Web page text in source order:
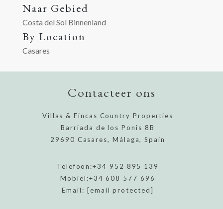
Naar Gebied
Costa del Sol Binnenland
By Location
Casares
Contacteer ons
Villas & Fincas Country Properties
Barriada de los Ponis 8B
29690 Casares, Málaga, Spain
Telefoon:+34 952 895 139
Mobiel:+34 608 577 696
Email: [email protected]